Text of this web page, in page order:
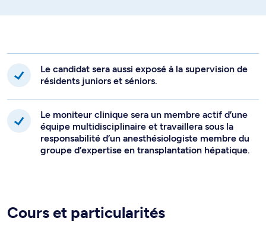
hémodynamique avancé, incluant des habiletés de base en
échocardiographie transoesophagienne périopératoire. Il
deviendra un consultant pour les autres professionnels
impliqués dans ces chirurgies (chirurgiens, hépatologues,
intensivistes, résidents, externes).
Le candidat sera aussi exposé à la supervision de
résidents juniors et séniors.
Le moniteur clinique sera un membre actif d’une
équipe multidisciplinaire et travaillera sous la
responsabilité d’un anesthésiologiste membre du
groupe d’expertise en transplantation hépatique.
Cours et particularités